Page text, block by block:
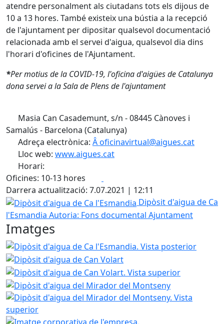
atendre personalment als ciutadans tots els dijous de
10 a 13 hores. També existeix una bústia a la recepció
de l'ajuntament per dipositar qualsevol documentació
relacionada amb el servei d'aigua, qualsevol dia dins
l'horari d'oficines de l'Ajuntament.
*Per motius de la COVID-19, l'oficina d'aigües de Catalunya
dona servei a la Sala de Plens de l'ajuntament
Masia Can Casademunt, s/n - 08445 Cànoves i
Samalús - Barcelona (Catalunya)
Adreça electrònica: Â oficinavirtual@aigues.cat
Lloc web: www.aigues.cat
Horari:
Oficines: 10-13 hores
Darrera actualització: 7.07.2021 | 12:11
Dipòsit d'aigua de Ca l'Esmandia
Dipòsit d'aigua de Ca
l'Esmandia Autoria: Fons documental Ajuntament
Imatges
Dipòsit d'aigua de Ca l'Esmandia. Vista posterior
Dipòsit d'aigua de Can
Dipòsit
Dipòsit
Imatge corporativa de l'empresa.